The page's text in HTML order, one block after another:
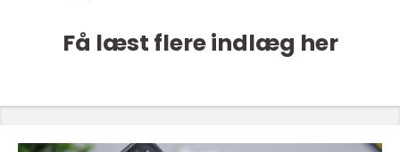
Få læst flere indlæg her